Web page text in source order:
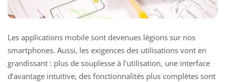
Les applications mobile sont devenues légions sur nos
smartphones. Aussi, les exigences des utilisations vont en
grandissant : plus de souplesse à l’utilisation, une interface
d’avantage intuitive, des fonctionnalités plus complètes sont